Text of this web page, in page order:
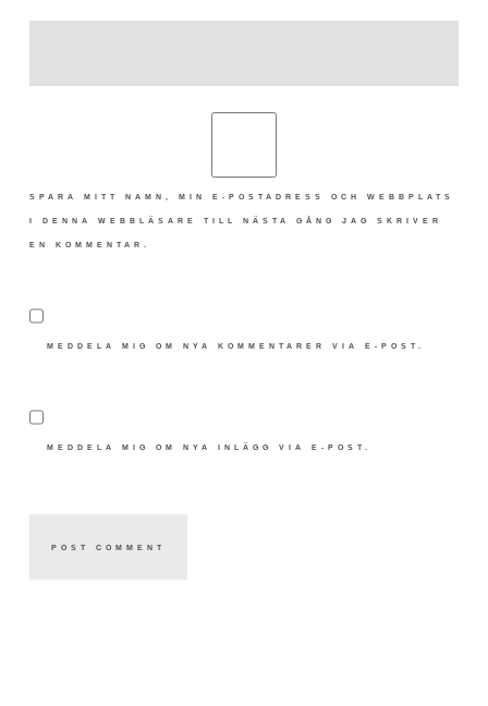
SPARA MITT NAMN, MIN E-POSTADRESS OCH WEBBPLATS
I DENNA WEBBLÄSARE TILL NÄSTA GÅNG JAG SKRIVER
EN KOMMENTAR.
MEDDELA MIG OM NYA KOMMENTARER VIA E-POST.
MEDDELA MIG OM NYA INLÄGG VIA E-POST.